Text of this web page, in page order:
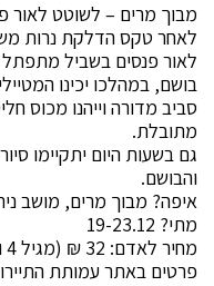
מבוך מרים – לשוטט לאור
לאחר טקס הדלקת נרות
לאור פנסים בשביל מתפתל
בושם, במהלכו יכינו
סביב מדורה וייהנו מכוס
מתובלת.
גם בשעות היום יתקיימו
והבושם.
איפה? מבוך מרים, מושב
מתי? 19-23.12
מחיר לאדם: 32 ₪ (מגיל 4 ומעלה)
פרטים באתר עמותת